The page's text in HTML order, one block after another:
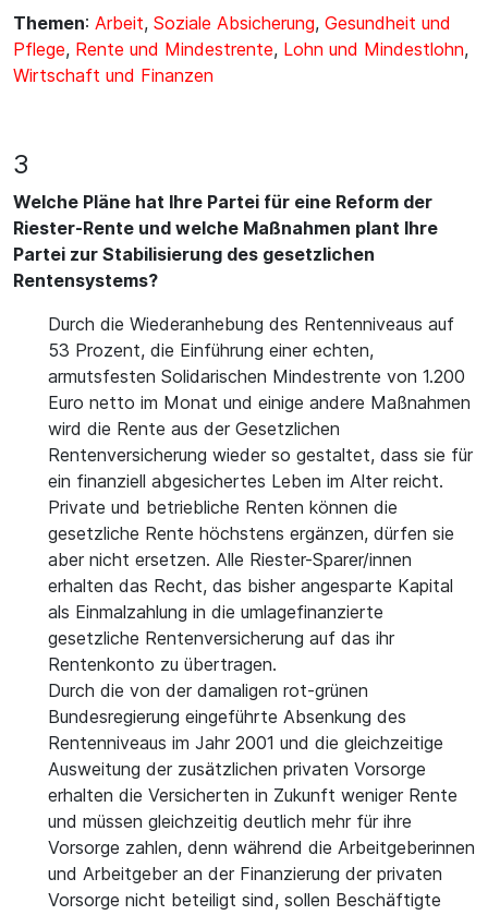
Themen: Arbeit, Soziale Absicherung, Gesundheit und
Pflege, Rente und Mindestrente, Lohn und Mindestlohn,
Wirtschaft und Finanzen
3
Welche Pläne hat Ihre Partei für eine Reform der
Riester-Rente und welche Maßnahmen plant Ihre
Partei zur Stabilisierung des gesetzlichen
Rentensystems?
Durch die Wiederanhebung des Rentenniveaus auf
53 Prozent, die Einführung einer echten,
armutsfesten Solidarischen Mindestrente von 1.200
Euro netto im Monat und einige andere Maßnahmen
wird die Rente aus der Gesetzlichen
Rentenversicherung wieder so gestaltet, dass sie für
ein finanziell abgesichertes Leben im Alter reicht.
Private und betriebliche Renten können die
gesetzliche Rente höchstens ergänzen, dürfen sie
aber nicht ersetzen. Alle Riester-Sparer/innen
erhalten das Recht, das bisher angesparte Kapital
als Einmalzahlung in die umlagefinanzierte
gesetzliche Rentenversicherung auf das ihr
Rentenkonto zu übertragen.
Durch die von der damaligen rot-grünen
Bundesregierung eingeführte Absenkung des
Rentenniveaus im Jahr 2001 und die gleichzeitige
Ausweitung der zusätzlichen privaten Vorsorge
erhalten die Versicherten in Zukunft weniger Rente
und müssen gleichzeitig deutlich mehr für ihre
Vorsorge zahlen, denn während die Arbeitgeberinnen
und Arbeitgeber an der Finanzierung der privaten
Vorsorge nicht beteiligt sind, sollen Beschäftigte